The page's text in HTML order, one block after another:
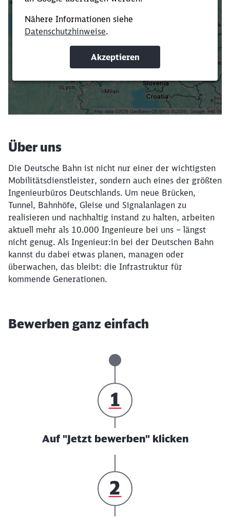
Verkürze die Ladezeit, indem du Suchbegriffe
oder Filter hinzufügst.
Suchbegriffe eingeben
Filter setzen
Über uns
Die Deutsche Bahn ist nicht nur einer der wichtigsten
Mobilitätsdienstleister, sondern auch eines der größten
Ingenieurbüros Deutschlands. Um neue Brücken,
Tunnel, Bahnhöfe, Gleise und Signalanlagen zu
realisieren und nachhaltig instand zu halten, arbeiten
aktuell mehr als 10.000 Ingenieure bei uns – längst
nicht genug. Als Ingenieur:in bei der Deutschen Bahn
kannst du dabei etwas planen, managen oder
überwachen, das bleibt: die Infrastruktur für
kommende Generationen.
Bewerben ganz einfach
Auf "Jetzt bewerben" klicken